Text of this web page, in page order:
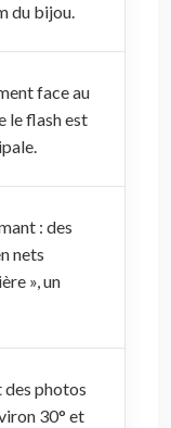
du bijou.
face au
le flash est
: des
nets
», un
des photos
30° et